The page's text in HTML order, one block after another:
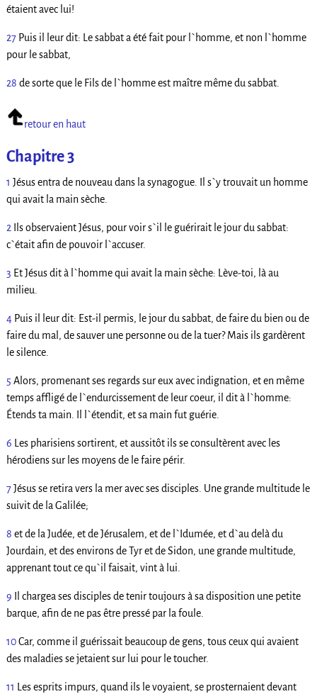
étaient avec lui!
27 Puis il leur dit: Le sabbat a été fait pour l`homme, et non l`homme
pour le sabbat,
28 de sorte que le Fils de l`homme est maître même du sabbat.
retour en haut
Chapitre 3
1 Jésus entra de nouveau dans la synagogue. Il s`y trouvait un homme
qui avait la main sèche.
2
Ils observaient Jésus, pour voir s`il le guérirait le jour du sabbat:
c`était afin de pouvoir l`accuser.
3 Et Jésus dit à l`homme qui avait la main sèche: Lève-toi, là au
milieu.
4 Puis il leur dit: Est-il permis, le jour du sabbat, de faire du bien ou de
faire du mal, de sauver une personne ou de la tuer? Mais ils gardèrent
le silence.
5 Alors, promenant ses regards sur eux avec indignation, et en même
temps affligé de l`endurcissement de leur coeur, il dit à l`homme:
Étends ta main. Il l`étendit, et sa main fut guérie.
6
Les pharisiens sortirent, et aussitôt ils se consultèrent avec les
hérodiens sur les moyens de le faire périr.
7Jésus se retira vers la mer avec ses disciples. Une grande multitude le
suivit de la Galilée;
8 et de la Judée, et de Jérusalem, et de l`Idumée, et d`au delà du
Jourdain, et des environs de Tyr et de Sidon, une grande multitude,
apprenant tout ce qu`il faisait, vint à lui.
9
Il chargea ses disciples de tenir toujours à sa disposition une petite
barque, afin de ne pas être pressé par la foule.
10Car, comme il guérissait beaucoup de gens, tous ceux qui avaient
des maladies se jetaient sur lui pour le toucher.
11
Les esprits impurs, quand ils le voyaient, se prosternaient devant